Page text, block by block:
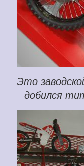
Это
добился